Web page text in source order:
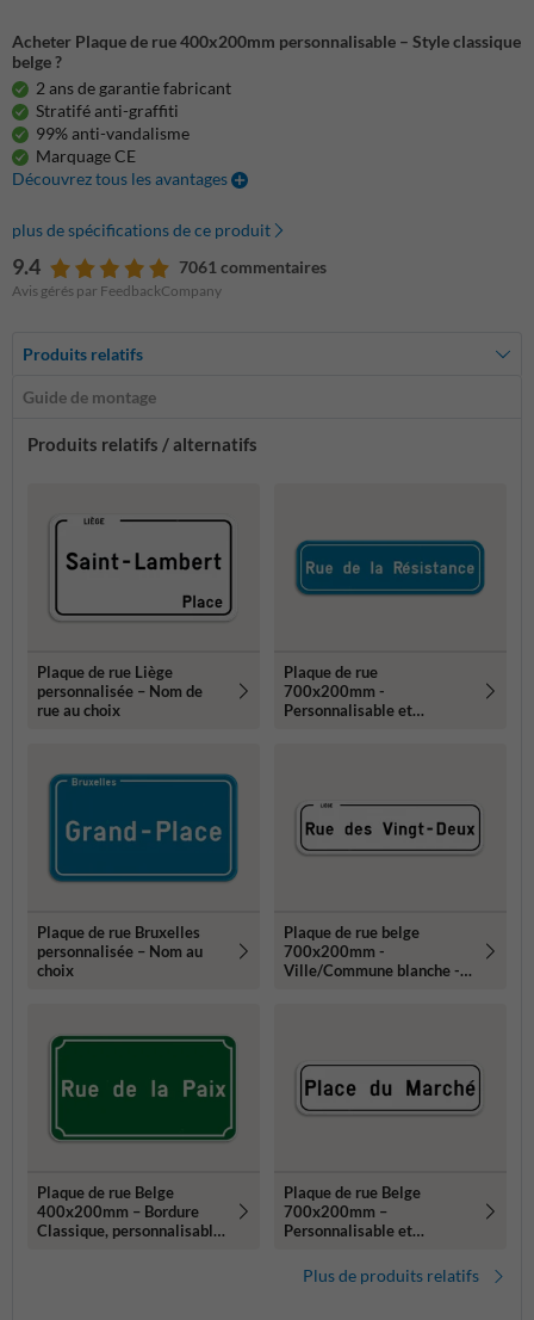
Acheter Plaque de rue 400x200mm personnalisable – Style classique
belge ?
2 ans de garantie fabricant
Stratifé anti-graffiti
99% anti-vandalisme
Marquage CE
Découvrez tous les avantages
plus de spécifications de ce produit
9.4 7061 commentaires
Avis gérés par FeedbackCompany
Produits relatifs
Guide de montage
Produits relatifs / alternatifs
Plaque de rue Liège
personnalisée – Nom de
rue au choix
Plaque de rue
700x200mm -
Personnalisable et
Plaque de rue Bruxelles
personnalisée – Nom au
choix
Plaque de rue belge
700x200mm -
Ville/Commune blanche -
Plaque de rue Belge
400x200mm – Bordure
Classique, personnalisable
Plaque de rue Belge
700x200mm –
Personnalisable et
Plus de produits relatifs